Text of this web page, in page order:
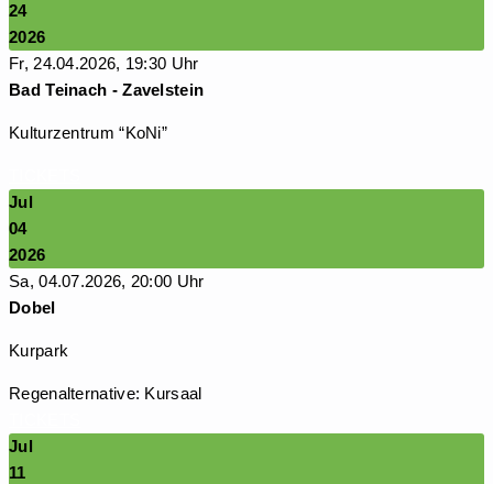
24
2026
Fr, 24.04.2026, 19:30 Uhr
Bad Teinach - Zavelstein
Kulturzentrum “KoNi”
Jul
04
2026
Sa, 04.07.2026, 20:00 Uhr
Dobel
Kurpark
Regenalternative: Kursaal
Jul
11